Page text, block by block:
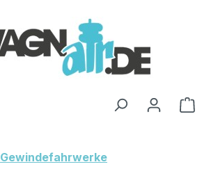
Gewindefahrwerke